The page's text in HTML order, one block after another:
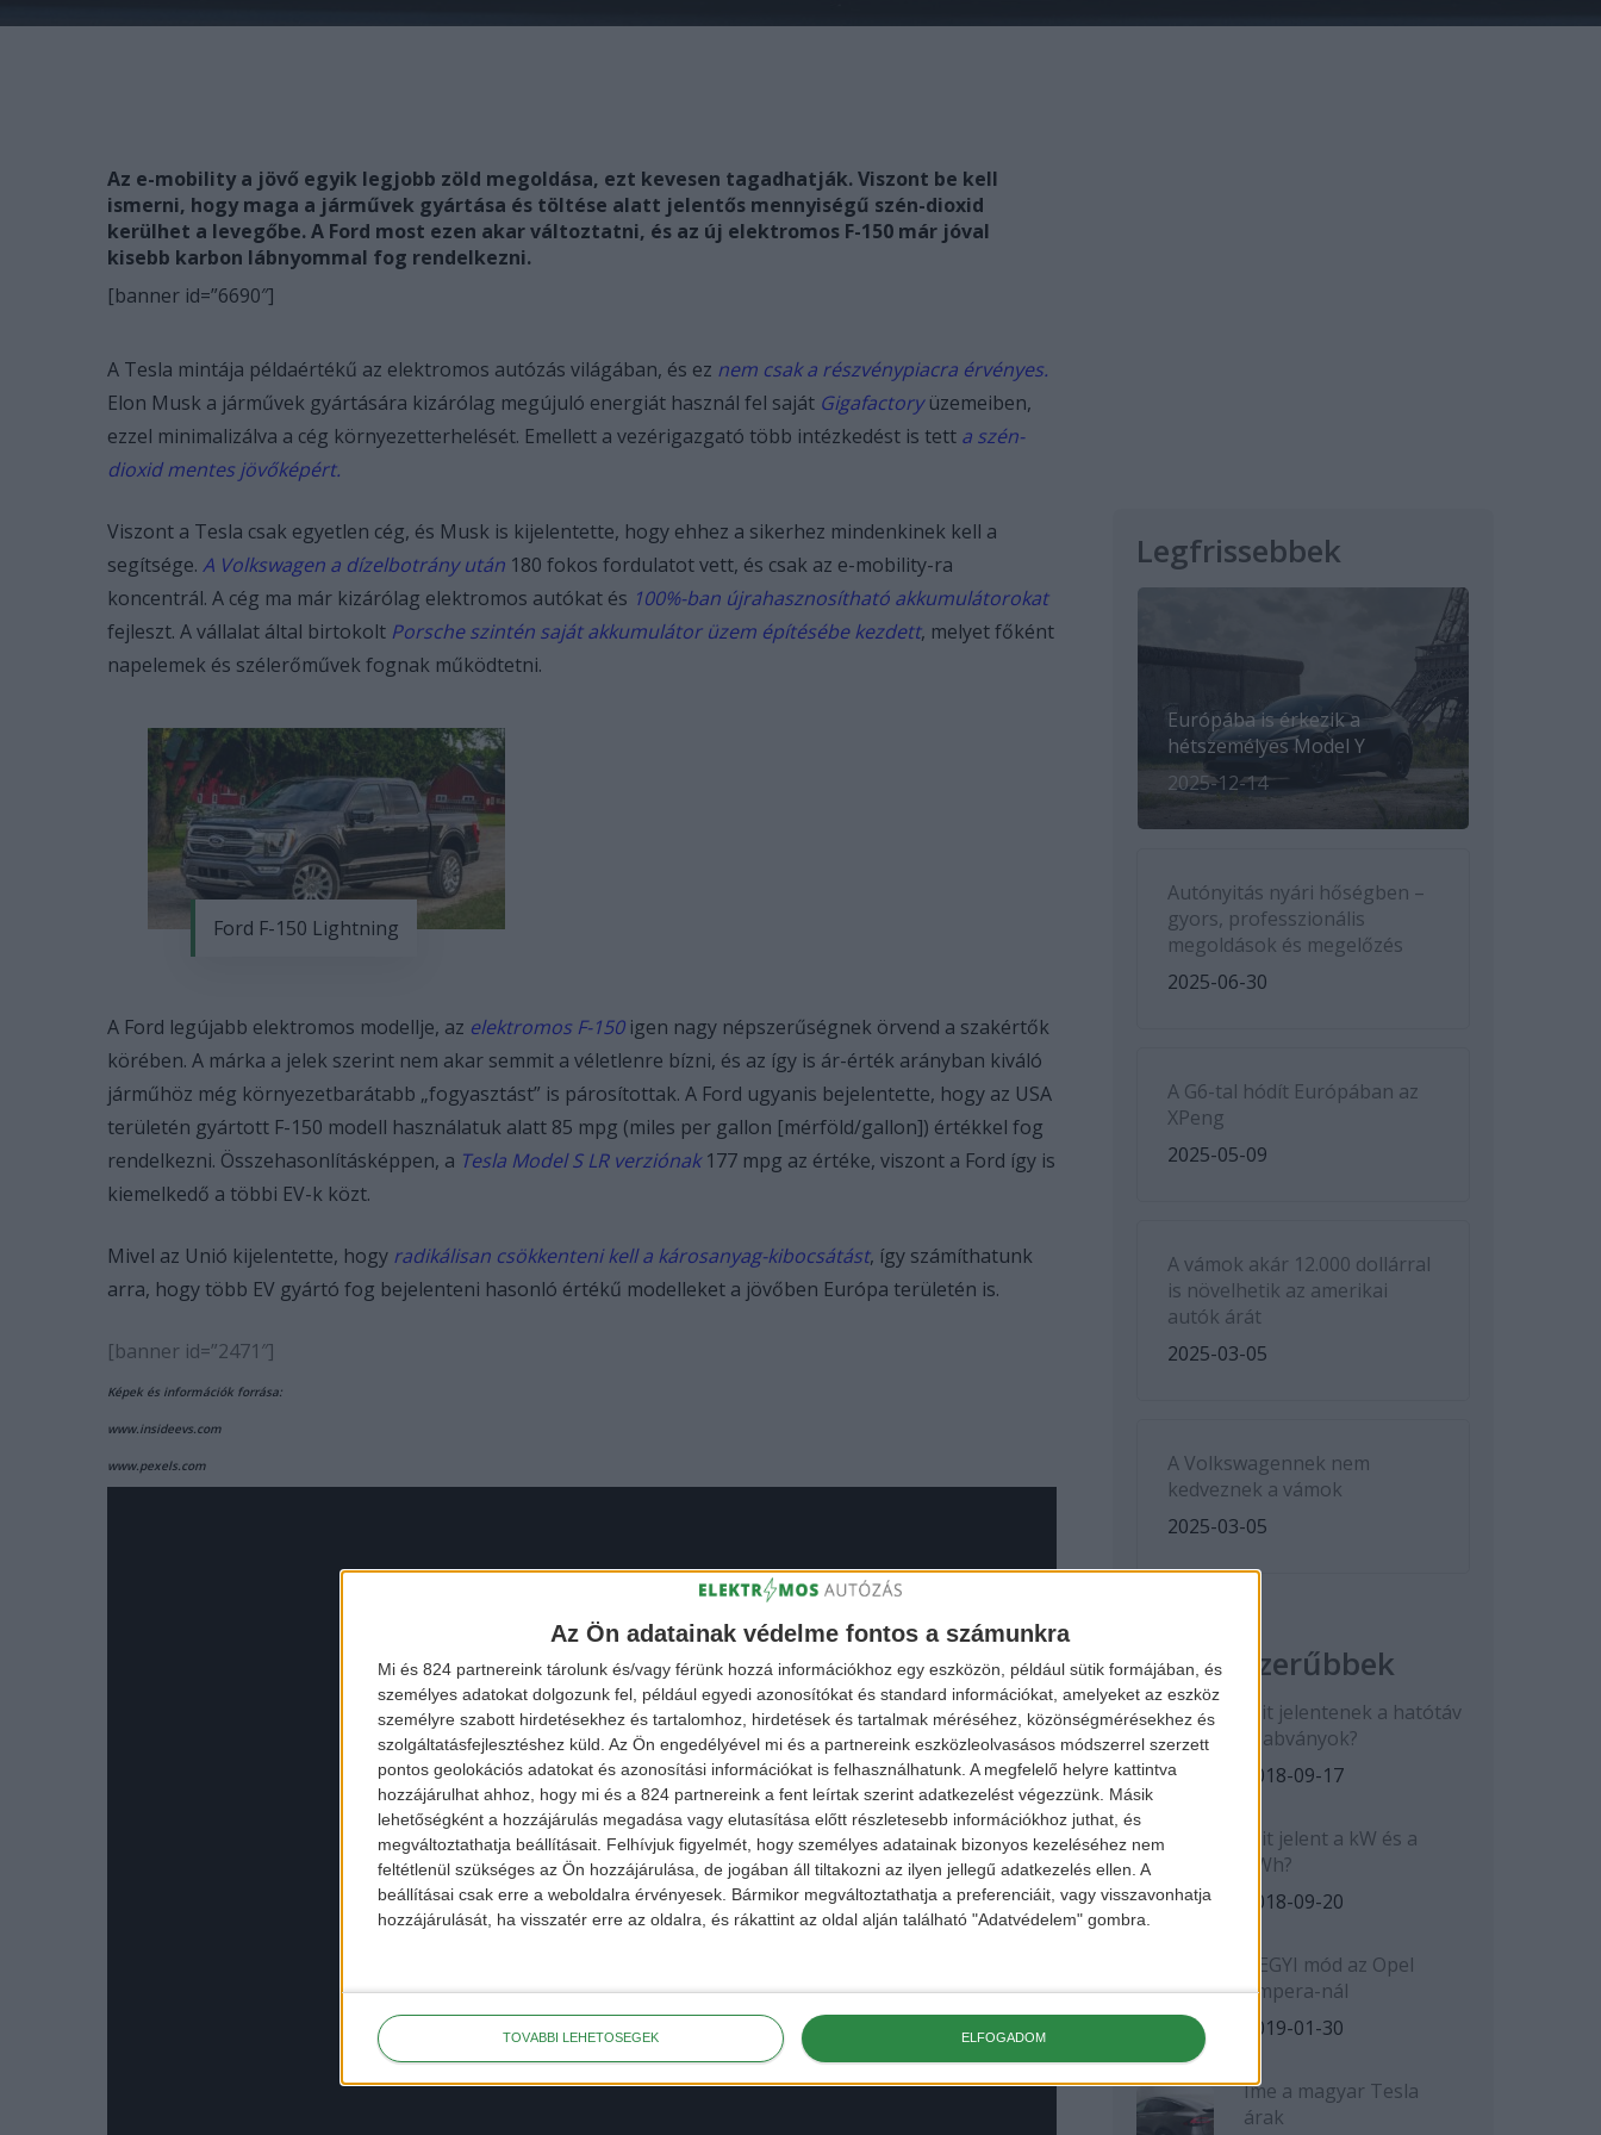
Az Ön adatainak védelme fontos a számunkra
Mi és 824 partnereink tárolunk és/vagy férünk hozzá információkhoz egy eszközön, például sütik formájában, és
személyes adatokat dolgozunk fel, például egyedi azonosítókat és standard információkat, amelyeket az eszköz
személyre szabott hirdetésekhez és tartalomhoz, hirdetések és tartalmak méréséhez, közönségmérésekhez és
szolgáltatásfejlesztéshez küld. Az Ön engedélyével mi és a partnereink eszközleolvasásos módszerrel szerzett
pontos geolokációs adatokat és azonosítási információkat is felhasználhatunk. A megfelelő helyre kattintva
hozzájárulhat ahhoz, hogy mi és a 824 partnereink a fent leírtak szerint adatkezelést végezzünk. Másik
lehetőségként a hozzájárulás megadása vagy elutasítása előtt részletesebb információkhoz juthat, és
megváltoztathatja beállításait. Felhívjuk figyelmét, hogy személyes adatainak bizonyos kezeléséhez nem
feltétlenül szükséges az Ön hozzájárulása, de jogában áll tiltakozni az ilyen jellegű adatkezelés ellen. A
beállításai csak erre a weboldalra érvényesek. Bármikor megváltoztathatja a preferenciáit, vagy visszavonhatja
hozzájárulását, ha visszatér erre az oldalra, és rákattint az oldal alján található "Adatvédelem" gombra.
TOVÁBBI LEHETŐSÉGEK ELFOGADOM
Az e-mobility a jövő egyik legjobb zöld megoldása, ezt kevesen tagadhatják. Viszont be kell
ismerni, hogy maga a járművek gyártása és töltése alatt jelentős mennyiségű szén-dioxid
kerülhet a levegőbe. A Ford most ezen akar változtatni, és az új elektromos F-150 már jóval
kisebb karbon lábnyommal fog rendelkezni.
[banner id=”6690″]
A Tesla mintája példaértékű az elektromos autózás világában, és ez nem csak a részvénypiacra érvényes.
Elon Musk a járművek gyártására kizárólag megújuló energiát használ fel saját Gigafactory üzemeiben,
ezzel minimalizálva a cég környezetterhelését. Emellett a vezérigazgató több intézkedést is tett a szén-
dioxid mentes jövőképért.
Viszont a Tesla csak egyetlen cég, és Musk is kijelentette, hogy ehhez a sikerhez mindenkinek kell a
segítsége. A Volkswagen a dízelbotrány után 180 fokos fordulatot vett, és csak az e-mobility-ra
koncentrál. A cég ma már kizárólag elektromos autókat és 100%-ban újrahasznosítható akkumulátorokat
fejleszt. A vállalat által birtokolt Porsche szintén saját akkumulátor üzem építésébe kezdett, melyet főként
napelemek és szélerőművek fognak működtetni.
Ford F-150 Lightning
A Ford legújabb elektromos modellje, az elektromos F-150 igen nagy népszerűségnek örvend a szakértők
körében. A márka a jelek szerint nem akar semmit a véletlenre bízni, és az így is ár-érték arányban kiváló
járműhöz még környezetbarátabb „fogyasztást” is párosítottak. A Ford ugyanis bejelentette, hogy az USA
területén gyártott F-150 modell használatuk alatt 85 mpg (miles per gallon [mérföld/gallon]) értékkel fog
rendelkezni. Összehasonlításképpen, a Tesla Model S LR verziónak 177 mpg az értéke, viszont a Ford így is
kiemelkedő a többi EV-k közt.
Mivel az Unió kijelentette, hogy radikálisan csökkenteni kell a károsanyag-kibocsátást, így számíthatunk
arra, hogy több EV gyártó fog bejelenteni hasonló értékű modelleket a jövőben Európa területén is.
[banner id=”2471″]
Képek és információk forrása:
www.insideevs.com
www.pexels.com
Legfrissebbek
Európába is érkezik a
hétszemélyes Model Y
2025-12-14
Autónyitás nyári hőségben –
gyors, professzionális
megoldások és megelőzés
2025-06-30
A G6-tal hódít Európában az
XPeng
2025-05-09
A vámok akár 12.000 dollárral
is növelhetik az amerikai
autók árát
2025-03-05
A Volkswagennek nem
kedveznek a vámok
2025-03-05
Legnépszerűbbek
Mit jelentenek a hatótáv
szabványok?
2018-09-17
Mit jelent a kW és a
kWh?
2018-09-20
HEGYI mód az Opel
Ampera-nál
2019-01-30
Íme a magyar Tesla
árak